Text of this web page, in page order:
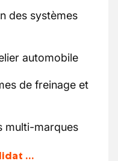
des systèmes
automobile
de freinage et
multi-marques
…